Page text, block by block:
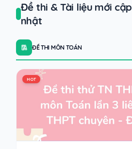
Đề thi & Tài liệu mới cập
nhật
ĐỀ THI MÔN TOÁN
HOT